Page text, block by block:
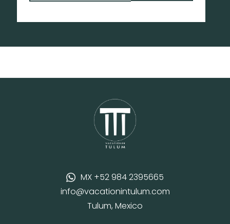
MX +52 984 2395665
info@vacationintulum.com
Tulum, Mexico